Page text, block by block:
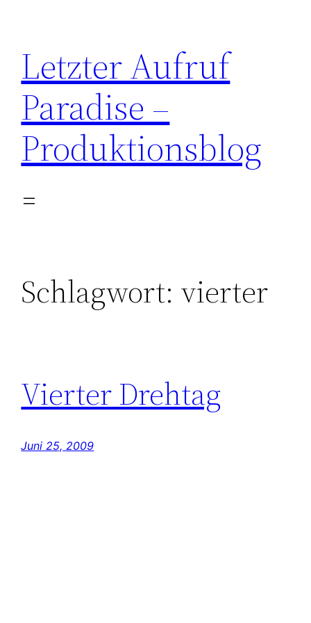
springen
Letzter Aufruf
Paradise –
Produktionsblog
Schlagwort: vierter
Vierter Drehtag
Juni 25, 2009